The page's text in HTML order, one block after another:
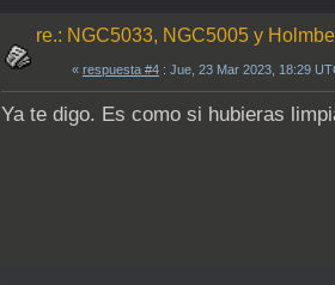
re.: NGC5033, NGC5005 y
« respuesta #4 : Jue, 23 Mar 2023, 18:29
Ya te digo. Es como si hubieras